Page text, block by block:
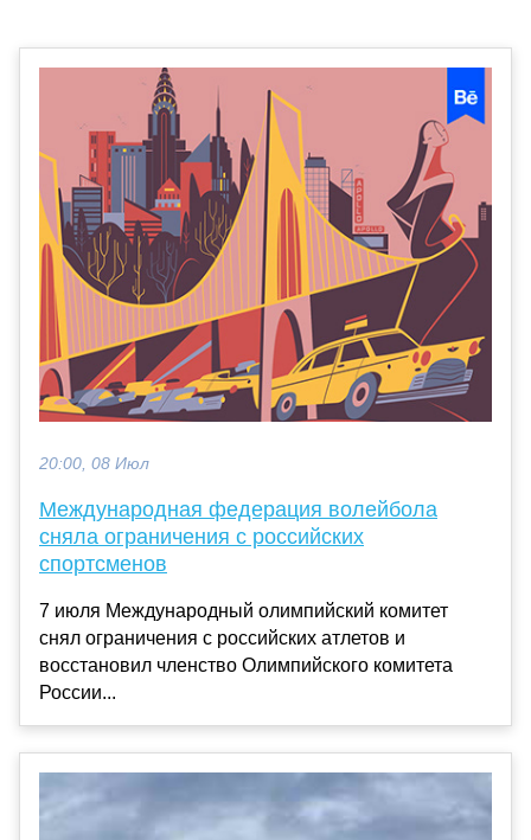
20:00, 08 Июл
Международная федерация волейбола
сняла ограничения с российских
спортсменов
7 июля Международный олимпийский комитет
снял ограничения с российских атлетов и
восстановил членство Олимпийского комитета
России...